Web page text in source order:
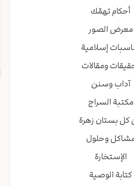
أحكام تهمّك
معرض الصور
إسلامية
ومقالات
آداب وسنن
مكتبة السراج
كل بستان زهرة
وحلول
الإستخارة
كتابة الوصية